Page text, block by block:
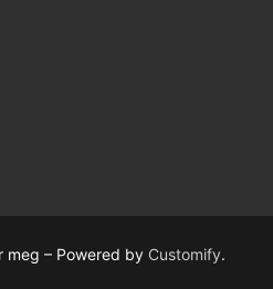
– Powered by Customify.